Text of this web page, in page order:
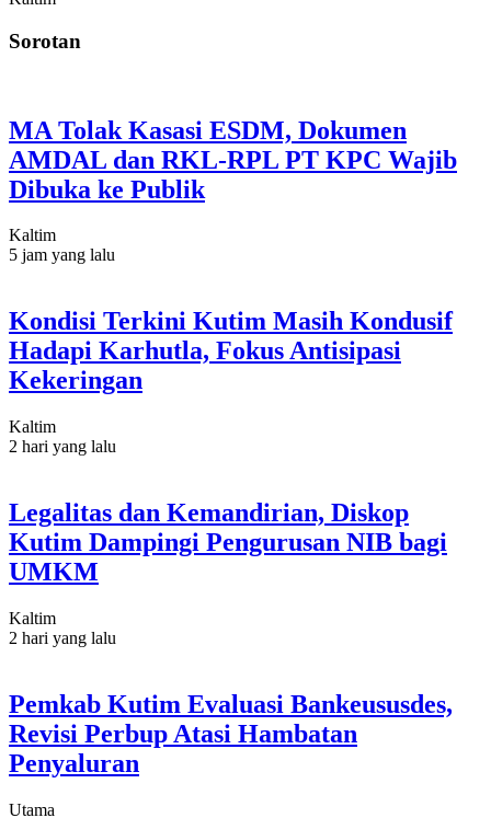
Sorotan
MA Tolak Kasasi ESDM, Dokumen
AMDAL dan RKL-RPL PT KPC Wajib
Dibuka ke Publik
Kaltim
5 jam yang lalu
Kondisi Terkini Kutim Masih Kondusif
Hadapi Karhutla, Fokus Antisipasi
Kekeringan
Kaltim
2 hari yang lalu
Legalitas dan Kemandirian, Diskop
Kutim Dampingi Pengurusan NIB bagi
UMKM
Kaltim
2 hari yang lalu
Pemkab Kutim Evaluasi Bankeususdes,
Revisi Perbup Atasi Hambatan
Penyaluran
Utama